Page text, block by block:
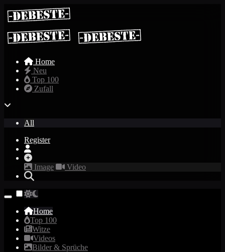
Home
Neu
Top 100
Zufall
All
Register
Image Video
Home
Top 100
Witze
Videos
Bilder & Sprüche